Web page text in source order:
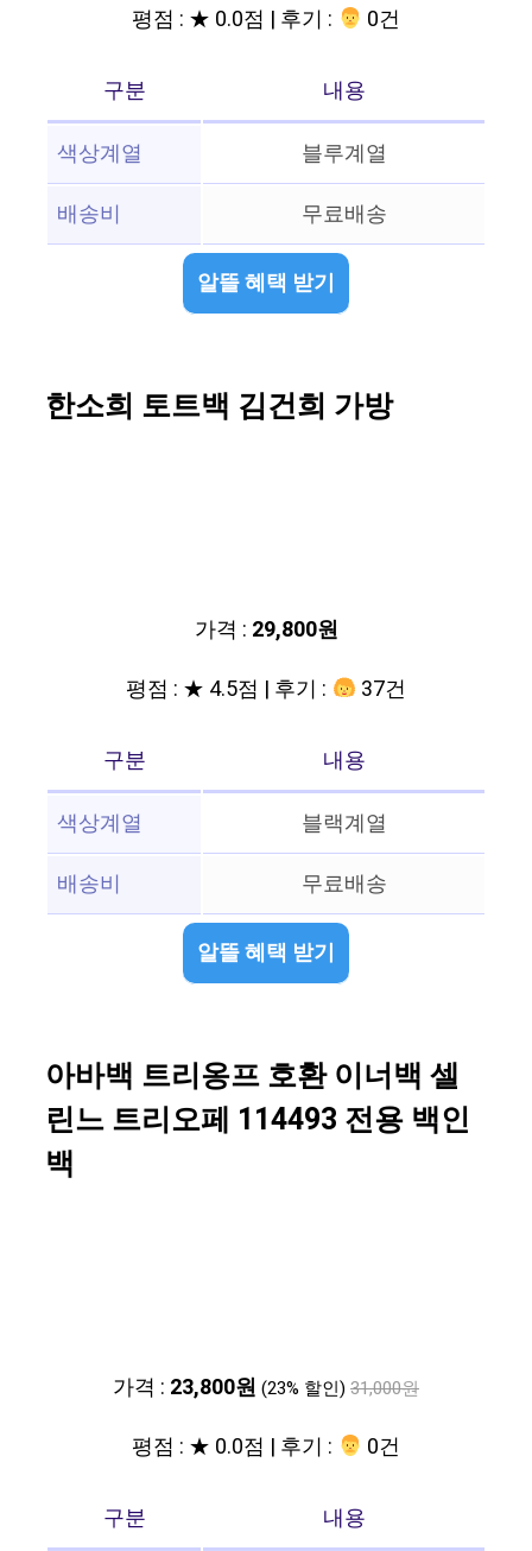
평점 : ★ 0.0점 | 후기 : ‍‍ 0건
구분
내용
색상계열
블루계열
배송비
무료배송
알뜰 혜택 받기
한소희 토트백 김건희 가방
가격 : 29,800원
평점 : ★ 4.5점 | 후기 :
37건
구분
내용
색상계열
블랙계열
배송비
무료배송
알뜰 혜택 받기
아바백 트리옹프 호환 이너백 셀
린느 트리오페 114493 전용 백인
백
가격 : 23,800원 (23% 할인) 31,000원
평점 : ★ 0.0점 | 후기 : ‍‍ 0건
구분
내용